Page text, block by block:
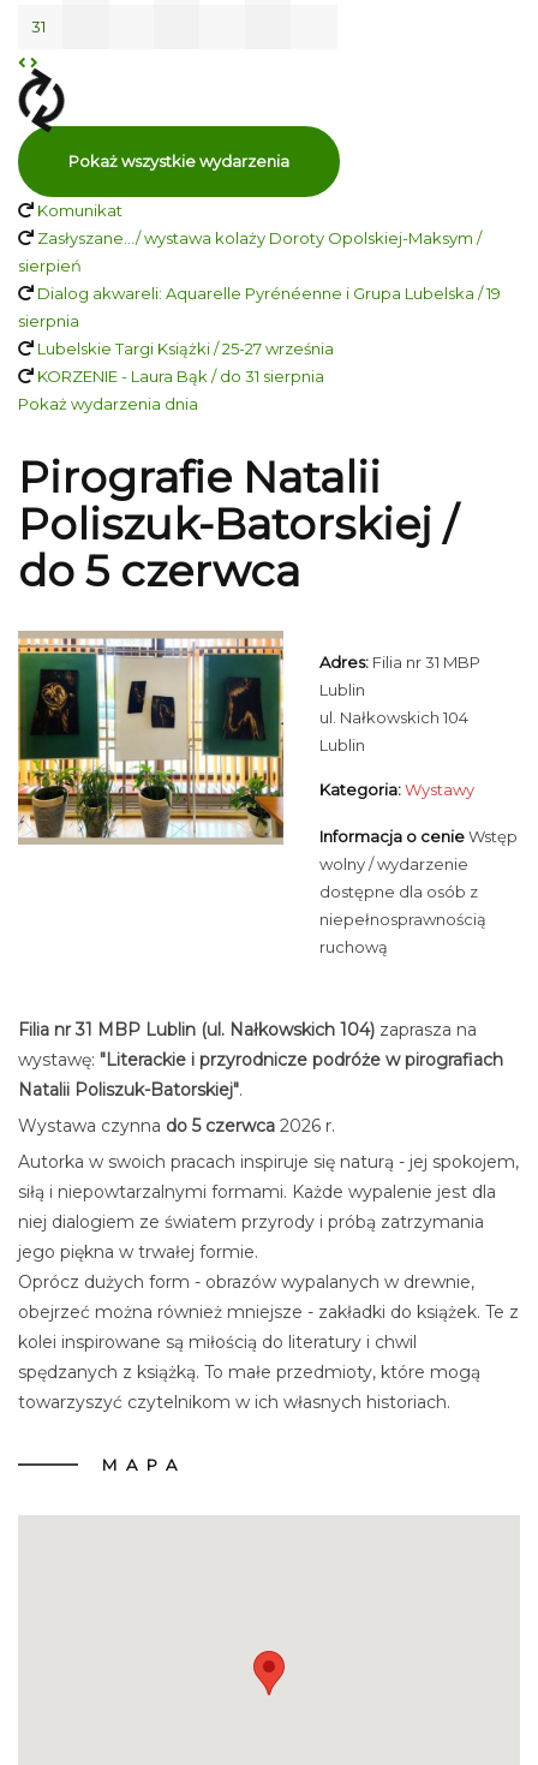
31
Pokaż wszystkie wydarzenia
Komunikat
Zasłyszane…/ wystawa kolaży Doroty Opolskiej-Maksym /
sierpień
Dialog akwareli: Aquarelle Pyrénéenne i Grupa Lubelska / 19
sierpnia
Lubelskie Targi Książki / 25-27 września
KORZENIE - Laura Bąk / do 31 sierpnia
Pokaż wydarzenia dnia
Pirografie Natalii
Poliszuk-Batorskiej /
do 5 czerwca
Adres: Filia nr 31 MBP
Lublin
ul. Nałkowskich 104
Lublin
Kategoria:Wystawy
Informacja o cenieWstęp
wolny / wydarzenie
dostępne dla osób z
niepełnosprawnością
ruchową
Filia nr 31 MBP Lublin (ul. Nałkowskich 104) zaprasza na
wystawę: "Literackie i przyrodnicze podróże w pirografiach
Natalii Poliszuk-Batorskiej".
Wystawa czynna do 5 czerwca 2026 r.
Autorka w swoich pracach inspiruje się naturą - jej spokojem,
siłą i niepowtarzalnymi formami. Każde wypalenie jest dla
niej dialogiem ze światem przyrody i próbą zatrzymania
jego piękna w trwałej formie.
Oprócz dużych form - obrazów wypalanych w drewnie,
obejrzeć można również mniejsze - zakładki do książek. Te z
kolei inspirowane są miłością do literatury i chwil
spędzanych z książką. To małe przedmioty, które mogą
towarzyszyć czytelnikom w ich własnych historiach.
MAPA